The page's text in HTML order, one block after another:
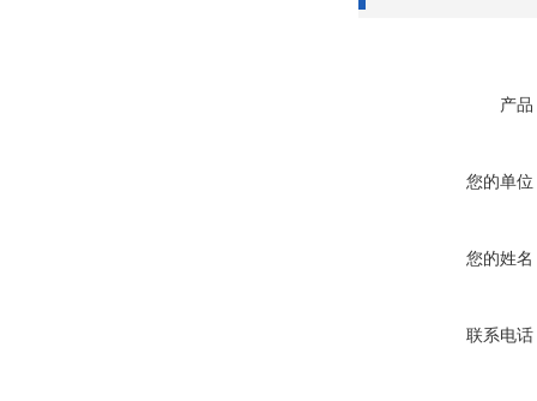
产品
您的单位
您的姓名
联系电话